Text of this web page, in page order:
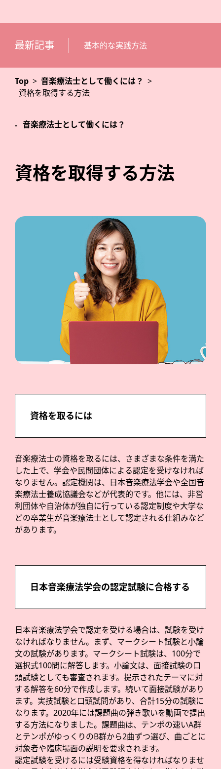
最新記事 基本的な実践方法
Top > 音楽療法士として働くには？ >
資格を取得する方法
音楽療法士として働くには？
資格を取得する方法
資格を取るには
音楽療法士の資格を取るには、さまざまな条件を満た
した上で、学会や民間団体による認定を受けなければ
なりません。認定機関は、日本音楽療法学会や全国音
楽療法士養成協議会などが代表的です。他には、非営
利団体や自治体が独自に行っている認定制度や大学な
どの卒業生が音楽療法士として認定される仕組みなど
があります。
日本音楽療法学会の認定試験に合格する
日本音楽療法学会で認定を受ける場合は、試験を受け
なければなりません。まず、マークシート試験と小論
文の試験があります。マークシート試験は、100分で
選択式100問に解答します。小論文は、面接試験の口
頭試験としても審査されます。提示されたテーマに対
する解答を60分で作成します。続いて面接試験があり
ます。実技試験と口頭試問があり、合計15分の試験に
なります。2020年には課題曲の弾き歌いを動画で提出
する方法になりました。課題曲は、テンポの速いA群
とテンポがゆっくりのB群から2曲ずつ選び、曲ごとに
対象者や臨床場面の説明を要求されます。
認定試験を受けるには受験資格を得なければなりませ